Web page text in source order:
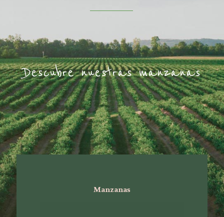
Descubre nuestras manzanas
Manzanas